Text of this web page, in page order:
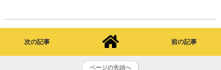
次の記事 前の記事
ページの先頭へ